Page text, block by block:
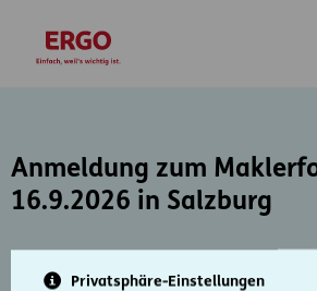
Privatsphäre-Einstellungen
Anmeldung zum
16.9.2026 in Salzburg